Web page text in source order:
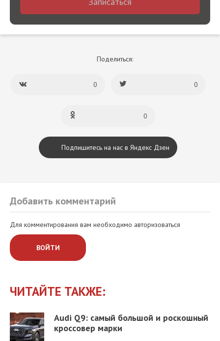
Поделиться:
0 0
0
Подпишитесь на нас в Яндекс Дзен
Добавить комментарий
Для комментирования вам необходимо авторизоваться
ВОЙТИ
ЧИТАЙТЕ ТАКЖЕ:
Audi Q9: самый большой и роскошный
кроссовер марки